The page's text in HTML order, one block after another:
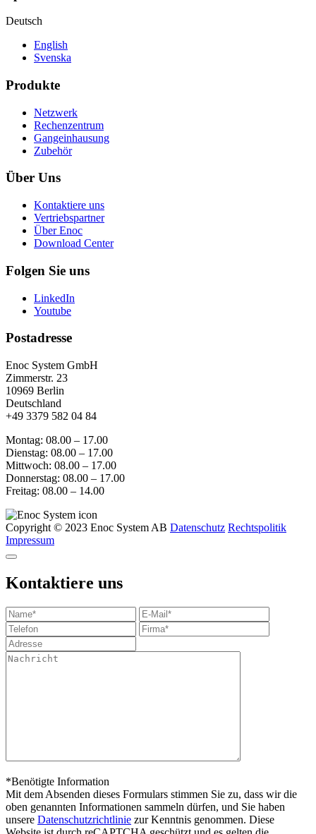
Deutsch
English
Svenska
Produkte
Netzwerk
Rechenzentrum
Gangeinhausung
Zubehör
Über Uns
Kontaktiere uns
Vertriebspartner
Über Enoc
Download Center
Folgen Sie uns
LinkedIn
Youtube
Postadresse
Enoc System GmbH
Zimmerstr. 23
10969 Berlin
Deutschland
+49 3379 582 04 84
Montag: 08.00 – 17.00
Dienstag: 08.00 – 17.00
Mittwoch: 08.00 – 17.00
Donnerstag: 08.00 – 17.00
Freitag: 08.00 – 14.00
Copyright © 2023 Enoc System AB Datenschutz Rechtspolitik
Impressum
Kontaktiere uns
*Benötigte Information
Mit dem Absenden dieses Formulars stimmen Sie zu, dass wir die
oben genannten Informationen sammeln dürfen, und Sie haben
unsere Datenschutzrichtlinie zur Kenntnis genommen. Diese